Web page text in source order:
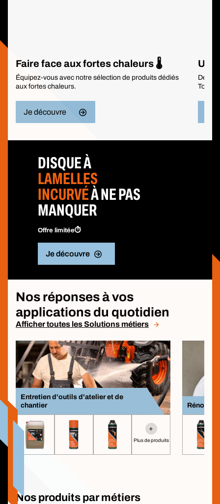
Faire face aux fortes chaleurs 🌡️
Équipez-vous avec notre sélection de produits dédiés
aux fortes chaleurs.
Je découvre
Une
DISQUE À
LAMELLES
INCURVÉÀ NE PAS
MANQUER
Offre limitée⏱️
Je découvre
Nos réponses à vos
applications du quotidien
Afficher toutes les Solutions métiers
Entretien d'outils d'atelier et de
chantier
+
Plus de produits
Nos produits par métiers